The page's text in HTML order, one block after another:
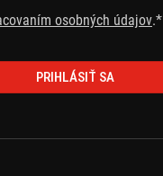
osobných údajov.*
PRIHLÁSIŤ SA